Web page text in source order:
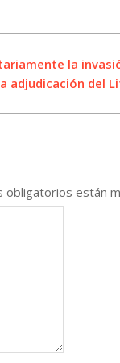
la
adjudicación del
obligatorios están